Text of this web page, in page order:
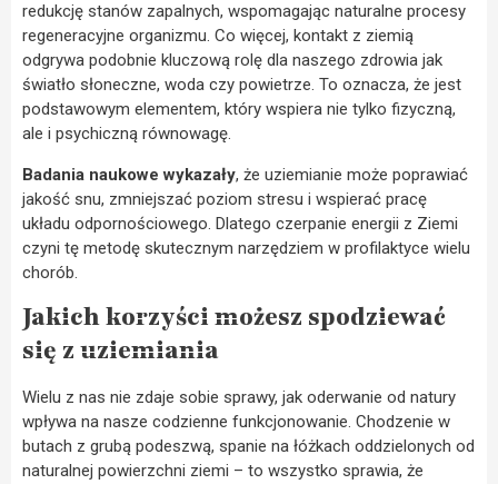
redukcję stanów zapalnych, wspomagając naturalne procesy
regeneracyjne organizmu. Co więcej, kontakt z ziemią
odgrywa podobnie kluczową rolę dla naszego zdrowia jak
światło słoneczne, woda czy powietrze. To oznacza, że jest
podstawowym elementem, który wspiera nie tylko fizyczną,
ale i psychiczną równowagę.
Badania naukowe wykazały, że uziemianie może poprawiać
jakość snu, zmniejszać poziom stresu i wspierać pracę
układu odpornościowego. Dlatego czerpanie energii z Ziemi
czyni tę metodę skutecznym narzędziem w profilaktyce wielu
chorób.
Jakich korzyści możesz spodziewać
się z uziemiania
Wielu z nas nie zdaje sobie sprawy, jak oderwanie od natury
wpływa na nasze codzienne funkcjonowanie. Chodzenie w
butach z grubą podeszwą, spanie na łóżkach oddzielonych od
naturalnej powierzchni ziemi – to wszystko sprawia, że